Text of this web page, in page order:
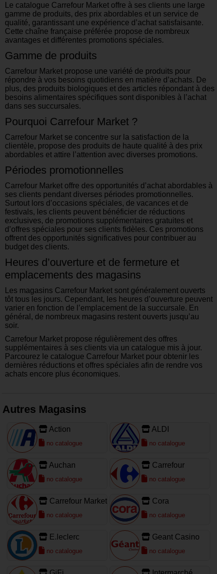
Le catalogue Carrefour Market offre à ses clients une large
gamme de produits, des prix abordables et un service de
qualité, garantissant une expérience d’achat satisfaisante.
Cette chaîne française préférée propose de nombreux
avantages et différentes promotions spéciales.
Gamme de produits
Carrefour Market propose une variété de produits pour
répondre à vos besoins quotidiens en matière d’achats. De
plus, des produits biologiques et des articles répondant à des
besoins alimentaires spécifiques sont disponibles à l’achat
dans ses succursales.
Pourquoi Carrefour Market ?
Carrefour Market se concentre sur la satisfaction de la
clientèle, propose des produits de haute qualité à des prix
abordables et attire l’attention avec diverses promotions.
Périodes promotionnelles
Carrefour Market offre des opportunités d’achat abordables à
ses clients pendant diverses périodes promotionnelles.
Surtout lors d’occasions spéciales, de vacances et de
festivals, les clients peuvent bénéficier de réductions
exclusives, de promotions supplémentaires gratuites et
d’offres spéciales pour ses clients fidèles. Ces promotions
offrent des opportunités significatives pour contribuer au
budget des clients.
Heures d’ouverture et de fermeture et
emplacements des magasins
Les magasins Carrefour Market sont généralement ouverts
tôt tous les jours. Cependant, les heures d’ouverture peuvent
varier en fonction de l’emplacement de la succursale. En
général, de nombreux magasins restent ouverts jusqu’au
soir.
Carrefour Market propose régulièrement des offres
supplémentaires à ses clients via un catalogue mis à jour.
Parcourez le catalogue Carrefour Market pour obtenir les
dernières réductions et offres spéciales afin de rendre vos
achats encore plus économiques.
Autres Magasins
Action
no catalogue
ALDI
no catalogue
Auchan
no catalogue
Carrefour
no catalogue
Carrefour Market
no catalogue
Cora
no catalogue
E.leclerc
no catalogue
Geant Casino
no catalogue